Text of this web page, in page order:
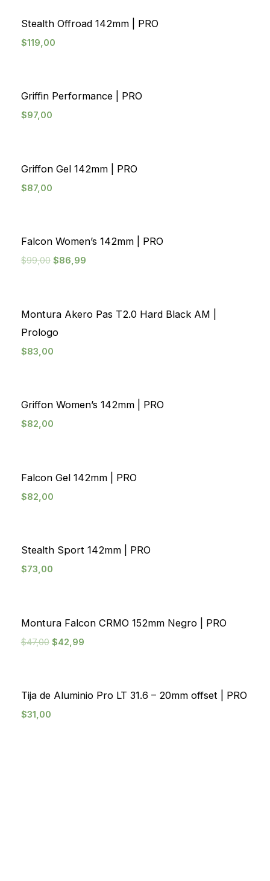
Stealth Offroad 142mm | PRO
$119,00
Griffin Performance | PRO
$97,00
Griffon Gel 142mm | PRO
$87,00
Falcon Women’s 142mm | PRO
$99,00 $86,99
Montura Akero Pas T2.0 Hard Black AM |
Prologo
$83,00
Griffon Women’s 142mm | PRO
$82,00
Falcon Gel 142mm | PRO
$82,00
Stealth Sport 142mm | PRO
$73,00
Montura Falcon CRMO 152mm Negro | PRO
$47,00 $42,99
Tija de Aluminio Pro LT 31.6 – 20mm offset | PRO
$31,00